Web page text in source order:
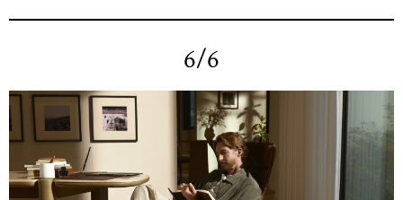
6/6